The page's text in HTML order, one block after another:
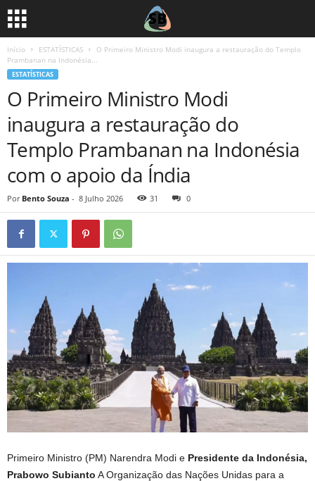
Início ESTATÍSTICAS
O Primeiro Ministro Modi inaugura a restauração do Templo
Prambanan na Indonésia...
ESTATÍSTICAS
O Primeiro Ministro Modi
inaugura a restauração do
Templo Prambanan na Indonésia
com o apoio da Índia
Por Bento Souza - 8 Julho 2026 31 0
Primeiro Ministro (PM) Narendra Modi e Presidente da Indonésia,
Prabowo Subianto A Organização das Nações Unidas para a